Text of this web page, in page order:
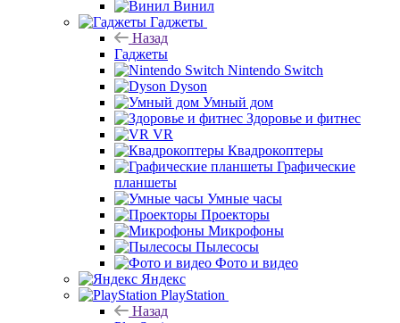
Винил
Гаджеты
Назад
Гаджеты
Nintendo Switch
Dyson
Умный дом
Здоровье и фитнес
VR
Квадрокоптеры
Графические
планшеты
Умные часы
Проекторы
Микрофоны
Пылесосы
Фото и видео
Яндекс
PlayStation
Назад